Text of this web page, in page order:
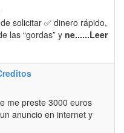
solicitar ✅ dinero rápido,
las “gordas” y ne......Leer
me preste 3000 euros
anuncio en internet y